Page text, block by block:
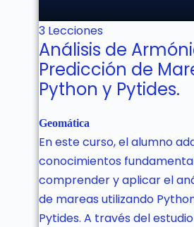
3 Lecciones
Análisis de
Predicción de
Python y Pytides.
Geomática
En este curso, el alumno
conocimientos
comprender y aplicar el
de mareas utilizando
Pytides. A través del